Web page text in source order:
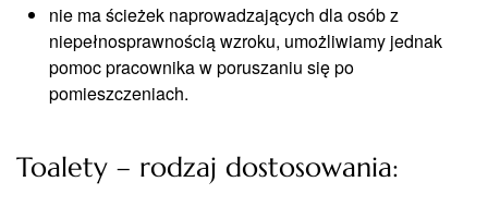
nie ma ścieżek naprowadzających dla osób z
niepełnosprawnością wzroku, umożliwiamy jednak
pomoc pracownika w poruszaniu się po
pomieszczeniach.
Toalety – rodzaj dostosowania: